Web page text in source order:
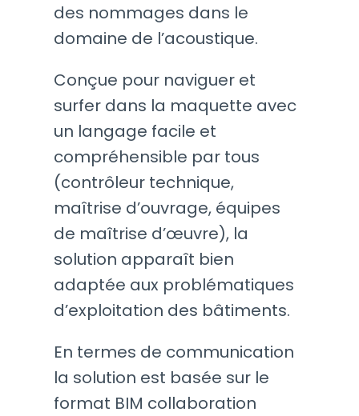
des nommages dans le
domaine de l’acoustique.
Conçue pour naviguer et
surfer dans la maquette avec
un langage facile et
compréhensible par tous
(contrôleur technique,
maîtrise d’ouvrage, équipes
de maîtrise d’œuvre), la
solution apparaît bien
adaptée aux problématiques
d’exploitation des bâtiments.
En termes de communication
la solution est basée sur le
format BIM collaboration